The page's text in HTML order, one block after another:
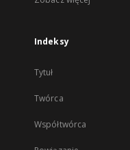
Indeksy
Tytuł
Twórca
Współtwórca